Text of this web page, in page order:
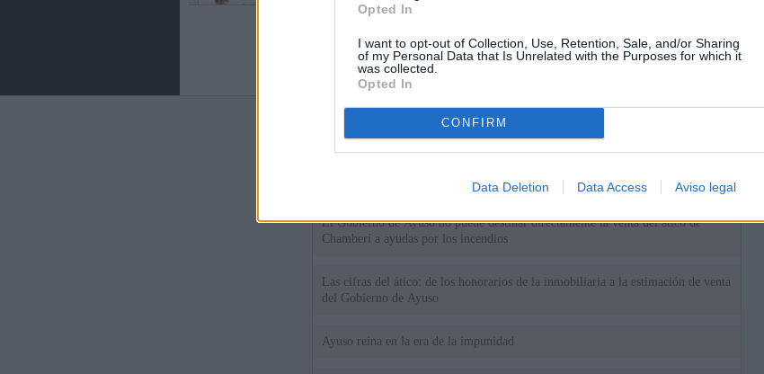
Opted In
I want to opt-out of Collection, Use, Retention, Sale, and/or Sharing
of my Personal Data that Is Unrelated with the Purposes for which it
was collected.
Opted In
CONFIRM
Data Deletion Data Access Aviso legal
que Madrid no tiene residencia oficial para la presidenta"
El Gobierno de Ayuso no puede destinar directamente la venta del ático de
Chamberí a ayudas por los incendios
Las cifras del ático: de los honorarios de la inmobiliaria a la estimación de venta
del Gobierno de Ayuso
Ayuso reina en la era de la impunidad